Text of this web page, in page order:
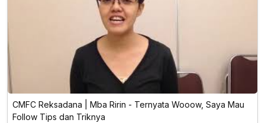
CMFC Reksadana | Mba Ririn - Ternyata Wooow, Saya Mau
Follow Tips dan Triknya